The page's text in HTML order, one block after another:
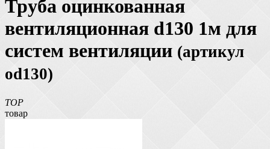
Труба оцинкованная
вентиляционная d130 1м для
систем вентиляции (артикул
od130)
TOP
товар